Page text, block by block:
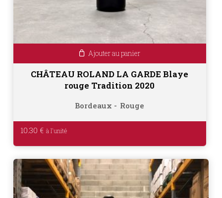
Ajouter au panier
CHÂTEAU ROLAND LA GARDE Blaye
rouge Tradition 2020
Bordeaux Rouge
10.30 €